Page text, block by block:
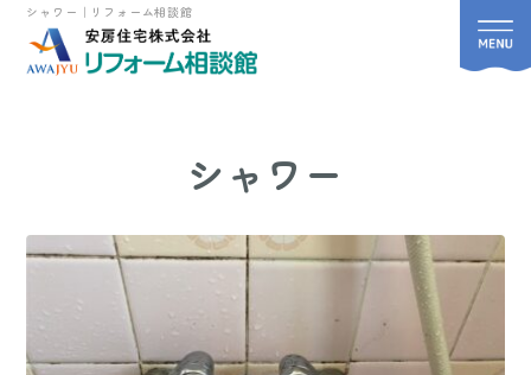
シャワー｜リフォーム相談館
シャワー